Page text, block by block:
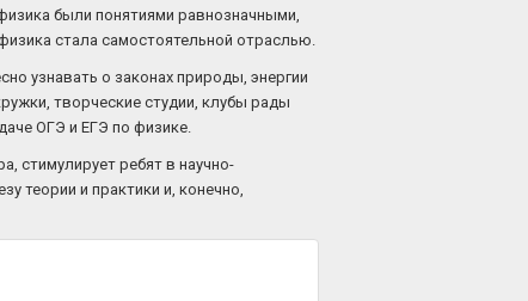
были понятиями равнозначными,
стала самостоятельной отраслью.
узнавать о законах природы, энергии
творческие студии, клубы рады
ОГЭ и ЕГЭ по физике.
стимулирует ребят в научно-
теории и практики и, конечно,